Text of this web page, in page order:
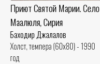
Приют Святой Марии. Село
Маалюля, Сирия
Баходир Джалалов
Холст, темпера (60x80) - 1990
год